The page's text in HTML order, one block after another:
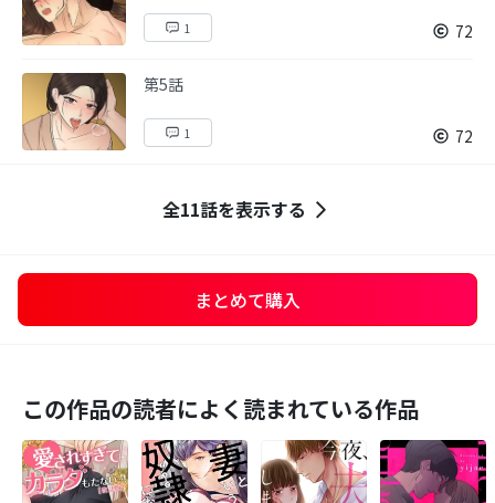
1 72
第5話
1 72
全11話を表示する
まとめて購入
この作品の読者によく読まれている作品